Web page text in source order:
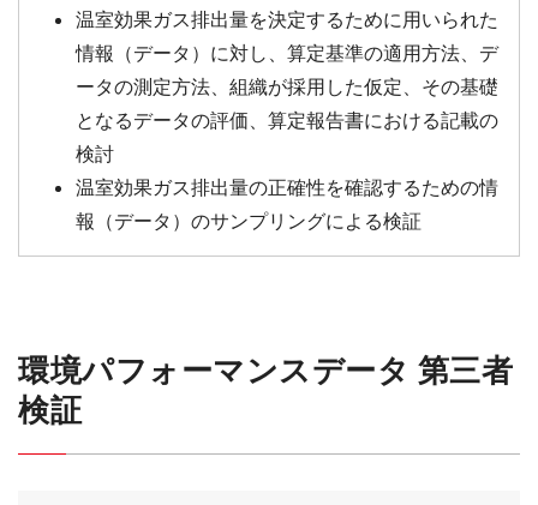
温室効果ガス排出量を決定するために用いられた
情報（データ）に対し、算定基準の適用方法、デ
ータの測定方法、組織が採用した仮定、その基礎
となるデータの評価、算定報告書における記載の
検討
温室効果ガス排出量の正確性を確認するための情
報（データ）のサンプリングによる検証
環境パフォーマンスデータ 第三者
検証